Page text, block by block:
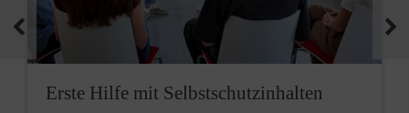
medizinische Geräte und koordinieren
Notfallmaßnahmen.
Zusammenfassend sind betriebliche
Erste Hilfe mit Selbstschutzinhalten